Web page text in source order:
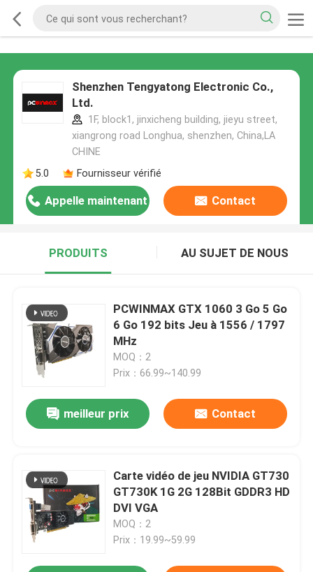
Shenzhen Tengyatong Electronic Co.,
Ltd.
1F, block1, jinxicheng building, jieyu street,
xiangrong road Longhua, shenzhen, China,LA
CHINE
5.0
Fournisseur vérifié
Appelle maintenant Contact
PRODUITS AU SUJET DE NOUS
PCWINMAX GTX 1060 3 Go 5 Go
6 Go 192 bits Jeu à 1556 / 1797
MHz
MOQ：2
Prix：66.99~140.99
meilleur prix Contact
Carte vidéo de jeu NVIDIA GT730
GT730K 1G 2G 128Bit GDDR3 HD
DVI VGA
MOQ：2
Prix：19.99~59.99